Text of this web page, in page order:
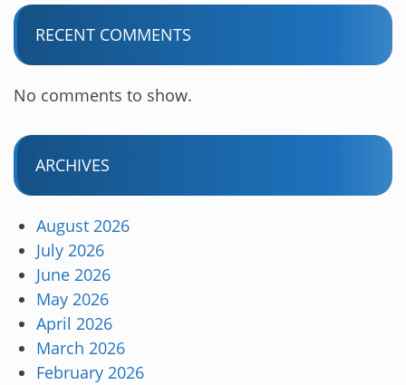
RECENT COMMENTS
No comments to show.
ARCHIVES
August 2026
July 2026
June 2026
May 2026
April 2026
March 2026
February 2026